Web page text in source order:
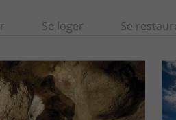
Se loger Se